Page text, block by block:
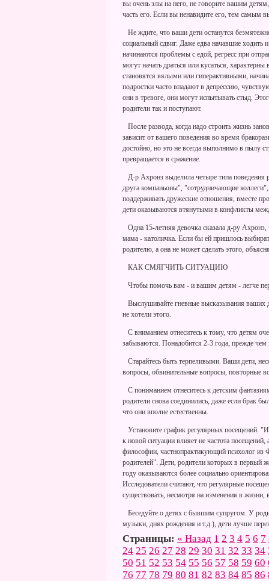
вы очень злы на него, не говорите вашим
часть его. Если вы ненавидите его, тем самым
Не ждите, что ваши дети останутся
социальный сдвиг. Даже едва начавшие ходить
начинаются проблемы с едой, регресс при
могут начать драться или кусаться,
становятся вялыми или гиперактивными,
подростки часто впадают в депрессию,
они в тревоге, они могут испытывать стыд.
родители так и поступают.
После развода, когда надо строить жизнь
зависит от вашего поведения во время
достойно, но это не всегда выполнимо в пылу
превращается в сражение.
Д-р Ахронз выделила четыре типа поведения
друга компаньоны", "сотрудничающие
поддерживать дружеские отношения, вместе
дети оказываются втянутыми в конфликты
Одна 15-летняя девочка сказала д-ру
мама - католичка. Если бы ей пришлось
родителю, а она не может сделать этого,
КАК СМЯГЧИТЬ СИТУАЦИЮ
Чтобы помочь вам - и вашим детям - легче
Выслушивайте гневные высказывания ваших
не хотели этого.
С вниманием отнеситесь к тому, что детям
забываются. Понадобится 2-3 года, прежде чем
Старайтесь быть терпеливыми. Ваши дети,
вопросы, обвинительные вопросы, повторные
С пониманием отнеситесь к детским
родители снова соединились, даже если брак
что они вполне естественны.
Установите график регулярных посещений.
к новой ситуации влияет не частота
философии, частнопрактикующий психолог из
родителей". Дети, родители которых в первый
году оказываются более социально
Исследователи считают, что регулярные
существовать, несмотря на изменения в жизни,
Беседуйте о детях с бывшим супругом. У
музыки, днях рождения и т.д.), дети лучше
Страницы: « Назад 1 2 3 4 5 6 7
24 25 26 27 28 29 30 31 32 33 34
50 51 52 53 54 55 56 57 58 59 60
76 77 78 79 80 81 82 83 84 85 86